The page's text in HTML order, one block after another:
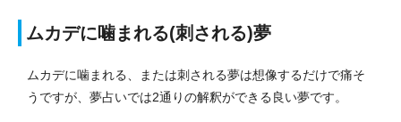
ムカデに噛まれる(刺される)夢
ムカデに噛まれる、または刺される夢は想像するだけで痛そ
うですが、夢占いでは2通りの解釈ができる良い夢です。